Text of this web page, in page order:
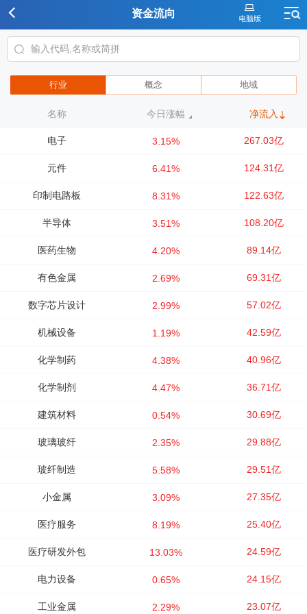
资金流向
行业 概念 地域
名称 今日涨幅 净流入
电子 3.15% 267.03亿
元件 6.41% 124.31亿
印制电路板 8.31% 122.63亿
半导体 3.51% 108.20亿
医药生物 4.20% 89.14亿
有色金属 2.69% 69.31亿
数字芯片设计 2.99% 57.02亿
机械设备 1.19% 42.59亿
化学制药 4.38% 40.96亿
化学制剂 4.47% 36.71亿
建筑材料 0.54% 30.69亿
玻璃玻纤 2.35% 29.88亿
玻纤制造 5.58% 29.51亿
小金属 3.09% 27.35亿
医疗服务 8.19% 25.40亿
医疗研发外包 13.03% 24.59亿
电力设备 0.65% 24.15亿
工业金属 2.29% 23.07亿